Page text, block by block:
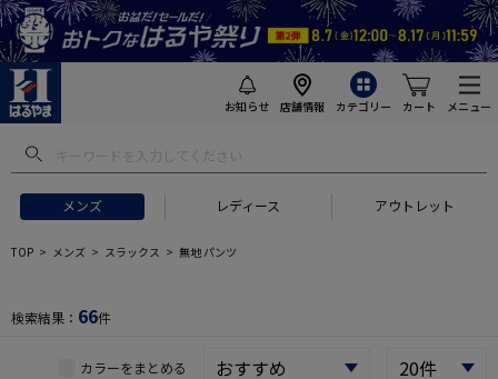
お知らせ 店舗情報 カテゴリー カート メニュー
メンズ レディース アウトレット
フトにおすすめ #セットアップ スーツ
TOP メンズ スラックス 無地 パンツ
検索結果： 66件
カラーをまとめる